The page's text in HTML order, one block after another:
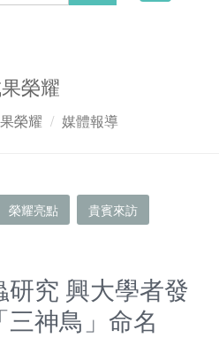
榮耀
榮耀 媒體報導
榮耀亮點 貴賓來訪
究 興大學者發
神鳥」命名